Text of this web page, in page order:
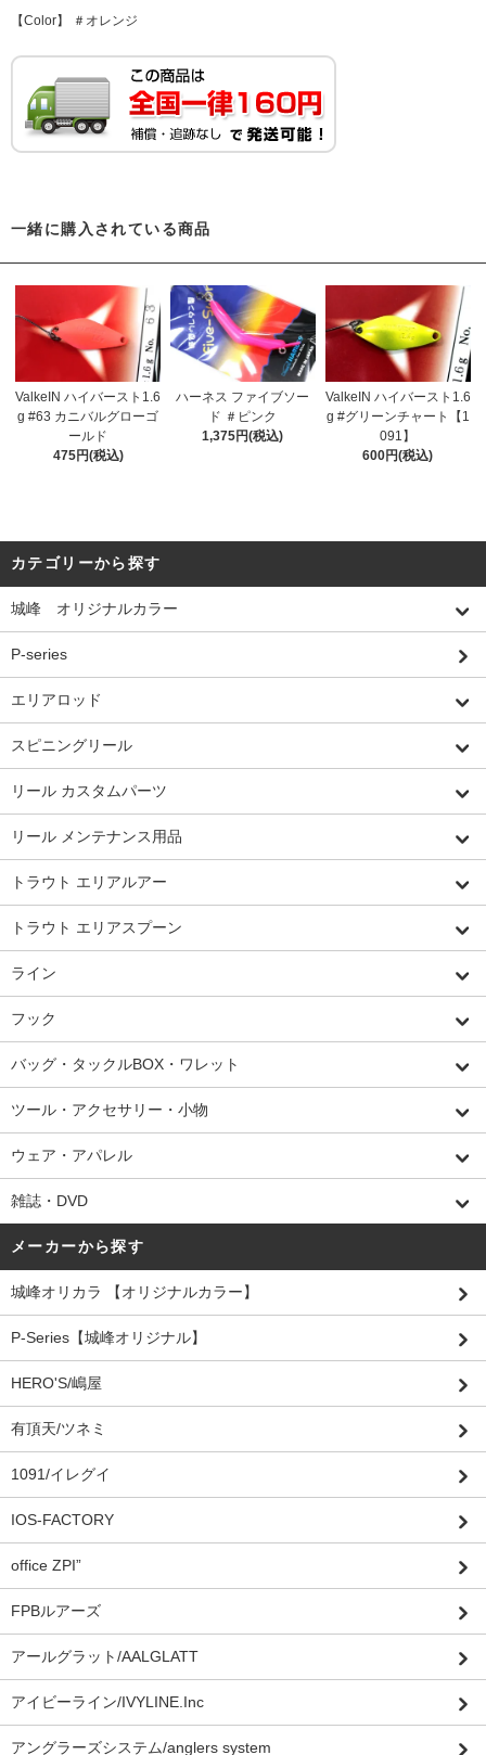
【Color】 ＃オレンジ
一緒に購入されている商品
ValkeIN ハイバースト1.6
g #63 カニバルグローゴ
ールド
475円(税込)
ハーネス ファイブソー
ド ＃ピンク
1,375円(税込)
ValkeIN ハイバースト1.6
g #グリーンチャート【1
091】
600円(税込)
カテゴリーから探す
城峰 オリジナルカラー
P-series
エリアロッド
スピニングリール
リール カスタムパーツ
リール メンテナンス用品
トラウト エリアルアー
トラウト エリアスプーン
ライン
フック
バッグ・タックルBOX・ワレット
ツール・アクセサリー・小物
ウェア・アパレル
雑誌・DVD
メーカーから探す
城峰オリカラ 【オリジナルカラー】
P-Series【城峰オリジナル】
HERO'S/嶋屋
有頂天/ツネミ
1091/イレグイ
IOS-FACTORY
office ZPI”
FPBルアーズ
アールグラット/AALGLATT
アイビーライン/IVYLINE.Inc
アングラーズシステム/anglers system